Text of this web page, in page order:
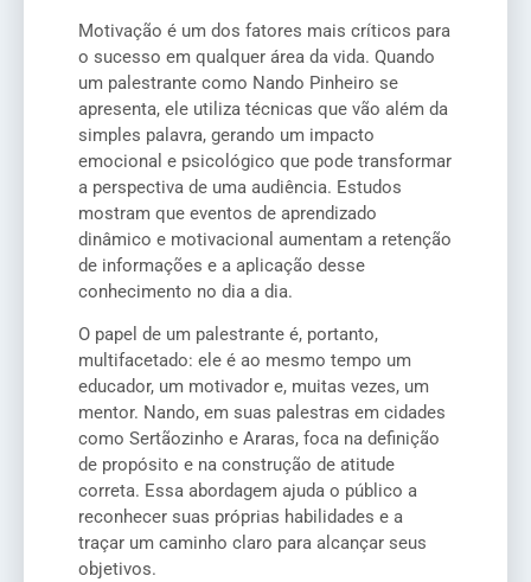
Motivação é um dos fatores mais críticos para
o sucesso em qualquer área da vida. Quando
um palestrante como Nando Pinheiro se
apresenta, ele utiliza técnicas que vão além da
simples palavra, gerando um impacto
emocional e psicológico que pode transformar
a perspectiva de uma audiência. Estudos
mostram que eventos de aprendizado
dinâmico e motivacional aumentam a retenção
de informações e a aplicação desse
conhecimento no dia a dia.
O papel de um palestrante é, portanto,
multifacetado: ele é ao mesmo tempo um
educador, um motivador e, muitas vezes, um
mentor. Nando, em suas palestras em cidades
como Sertãozinho e Araras, foca na definição
de propósito e na construção de atitude
correta. Essa abordagem ajuda o público a
reconhecer suas próprias habilidades e a
traçar um caminho claro para alcançar seus
objetivos.